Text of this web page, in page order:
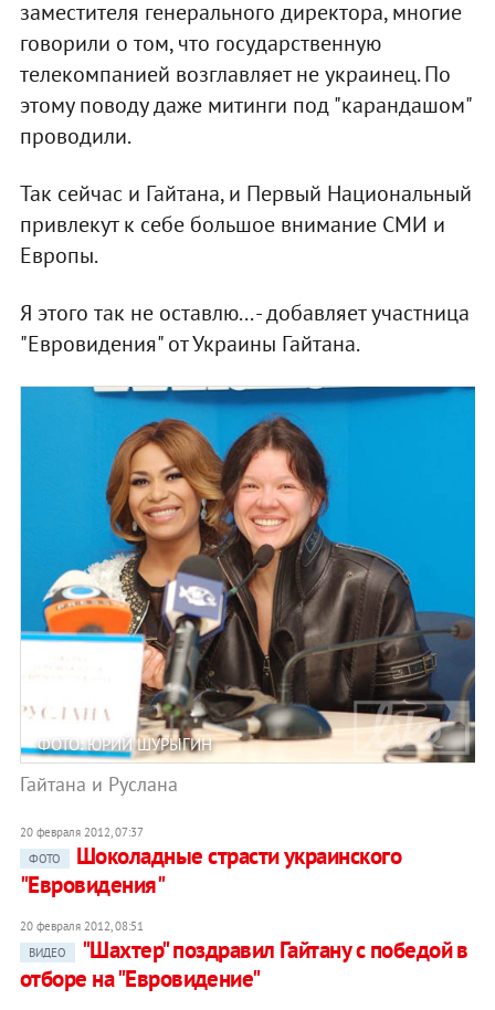
заместителя генерального директора, многие
говорили о том, что государственную
телекомпанией возглавляет не украинец. По
этому поводу даже митинги под "карандашом"
проводили.
Так сейчас и Гайтана, и Первый Национальный
привлекут к себе большое внимание СМИ и
Европы.
Я этого так не оставлю... - добавляет участница
"Евровидения" от Украины Гайтана.
ФОТО: ЮРИЙ ШУРЫГИН
Гайтана и Руслана
20 февраля 2012, 07:37
ФОТО
Шоколадные страсти украинского
"Евровидения"
20 февраля 2012, 08:51
ВИДЕО
"Шахтер" поздравил Гайтану с победой в
отборе на "Евровидение"